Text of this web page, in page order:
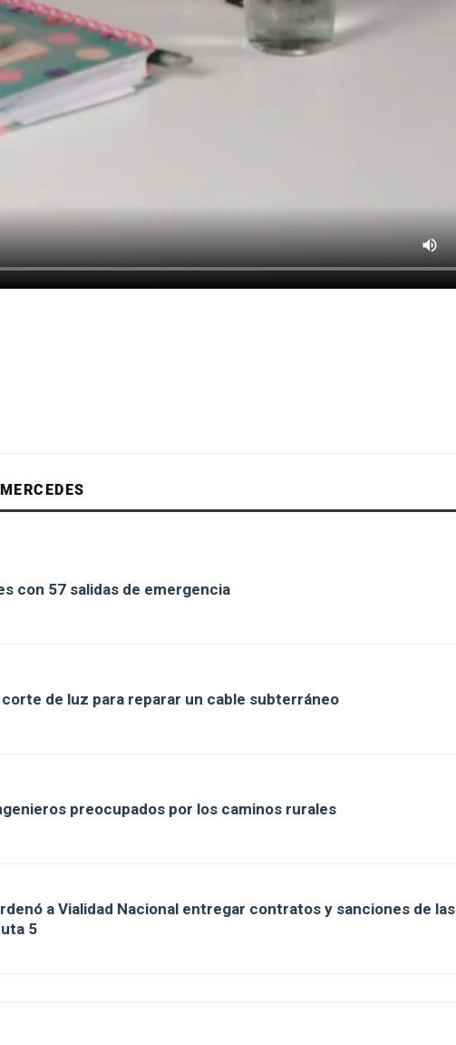
con 57 salidas de emergencia
de luz para reparar un cable subterráneo
preocupados por los caminos rurales
a Vialidad Nacional entregar contratos y sanciones de las
5